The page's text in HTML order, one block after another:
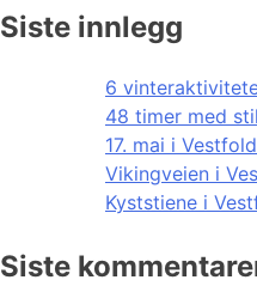
Siste innlegg
6
48 timer med
17. mai i
Vikingveien i
Kyststiene i
Siste